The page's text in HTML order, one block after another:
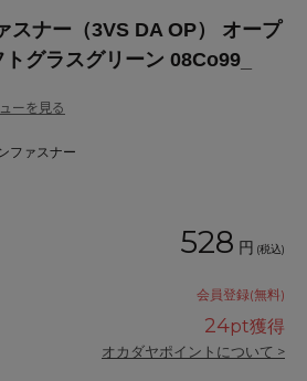
スナー（3VS DA OP） オープ
グラスグリーン 08Co99_
ーを見る
ファスナー
528 円 (税込)
会員登録(無料)
24pt獲得
オカダヤポイントについて >